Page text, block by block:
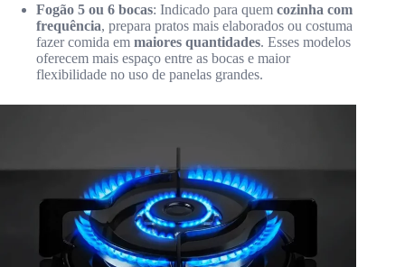
Fogão 5 ou 6 bocas: Indicado para quem cozinha com
frequência, prepara pratos mais elaborados ou costuma
fazer comida em maiores quantidades. Esses modelos
oferecem mais espaço entre as bocas e maior
flexibilidade no uso de panelas grandes.